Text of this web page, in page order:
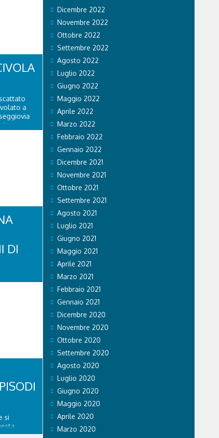
a
Falco 2
DI
sul
recano
si
Dicembre 2022
Novembre 2022
Ottobre 2022
Settembre 2022
Agosto 2022
Luglio 2022
Giugno 2022
Maggio 2022
Aprile 2022
Marzo 2022
Febbraio 2022
Gennaio 2022
Dicembre 2021
Novembre 2021
Ottobre 2021
Settembre 2021
Agosto 2021
Luglio 2021
Giugno 2021
Maggio 2021
Aprile 2021
Marzo 2021
Febbraio 2021
Gennaio 2021
Dicembre 2020
Novembre 2020
Ottobre 2020
Settembre 2020
Agosto 2020
Luglio 2020
Giugno 2020
Maggio 2020
Aprile 2020
Marzo 2020